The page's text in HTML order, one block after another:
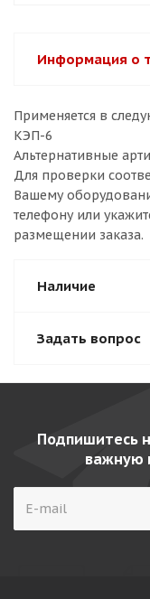
Информация о
Применяется в
КЭП-6
Альтернативные
Для проверки
Вашему
телефону или
размещении заказа.
Наличие
Задать вопрос
Подпишитесь
важную